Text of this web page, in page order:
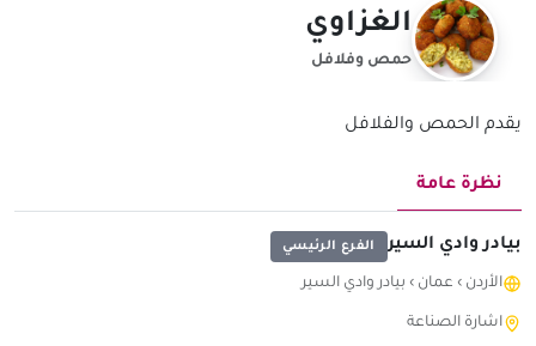
الغزاوي
حمص وفلافل
يقدم الحمص والفلافل
نظرة عامة
بيادر وادي السير الفرع الرئيسي
الأردن › عمان › بيادر وادي السير
اشارة الصناعة